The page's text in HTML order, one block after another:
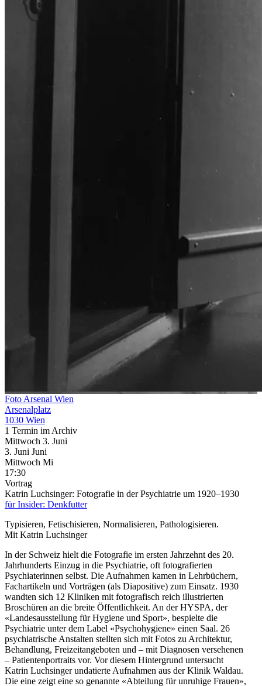
Foto Arsenal Wien
Arsenalplatz
1030 Wien
1 Termin im Archiv
Mittwoch 3. Juni
3. Juni Juni
Mittwoch Mi
17:30
Vortrag
Katrin Luchsinger: Fotografie in der Psychiatrie um 1920–1930
für Insider: Denkfutter
Typisieren, Fetischisieren, Normalisieren, Pathologisieren.
Mit Katrin Luchsinger
In der Schweiz hielt die Fotografie im ersten Jahrzehnt des 20.
Jahrhunderts Einzug in die Psychiatrie, oft fotografierten
Psychiaterinnen selbst. Die Aufnahmen kamen in Lehrbüchern,
Fachartikeln und Vorträgen (als Diapositive) zum Einsatz. 1930
wandten sich 12 Kliniken mit fotografisch reich illustrierten
Broschüren an die breite Öffentlichkeit. An der HYSPA, der
«Landesausstellung für Hygiene und Sport», bespielte die
Psychiatrie unter dem Label «Psychohygiene» einen Saal. 26
psychiatrische Anstalten stellten sich mit Fotos zu Architektur,
Behandlung, Freizeitangeboten und – mit Diagnosen versehenen
– Patientenportraits vor. Vor diesem Hintergrund untersucht
Katrin Luchsinger undatierte Aufnahmen aus der Klinik Waldau.
Die eine zeigt eine so genannte «Abteilung für unruhige Frauen»,